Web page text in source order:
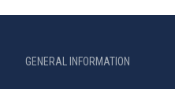
GENERAL INFORMATION